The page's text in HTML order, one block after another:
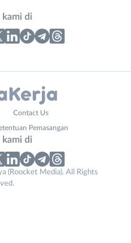
kami di
Contact Us
Pemasangan
kami di
(Roocket Media). All Rights